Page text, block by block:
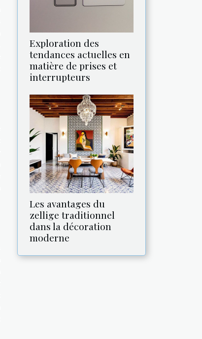
Exploration des
tendances actuelles en
matière de prises et
interrupteurs
Les avantages du
zellige traditionnel
dans la décoration
moderne